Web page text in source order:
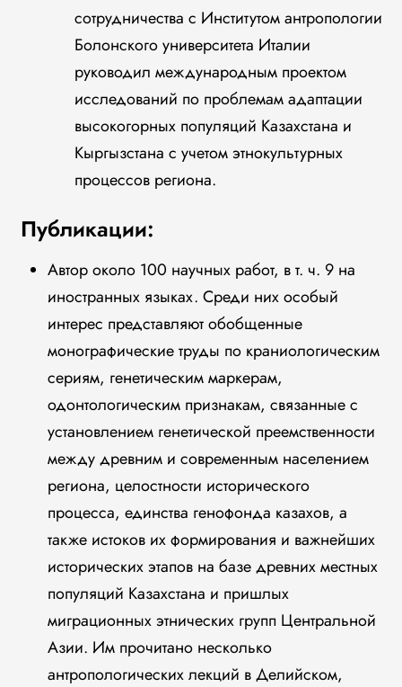
сотрудничества с Институтом антропологии
Болонского университета Италии
руководил международным проектом
исследований по проблемам адаптации
высокогорных популяций Казахстана и
Кыргызстана с учетом этнокультурных
процессов региона.
Публикации:
Автор около 100 научных работ, в т. ч. 9 на
иностранных языках. Среди них особый
интерес представляют обобщенные
монографические труды по краниологическим
сериям, генетическим маркерам,
одонтологическим признакам, связанные с
установлением генетической преемственности
между древним и современным населением
региона, целостности исторического
процесса, единства генофонда казахов, а
также истоков их формирования и важнейших
исторических этапов на базе древних местных
популяций Казахстана и пришлых
миграционных этнических групп Центральной
Азии. Им прочитано несколько
антропологических лекций в Делийском,